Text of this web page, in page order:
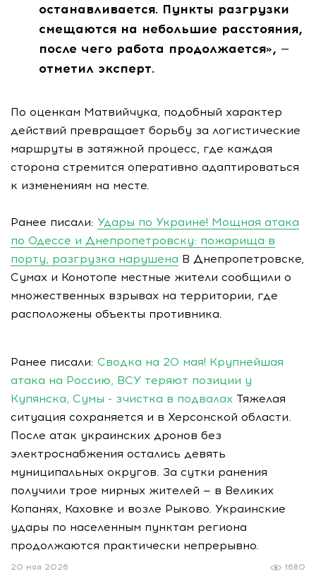
останавливается. Пункты разгрузки
смещаются на небольшие расстояния,
после чего работа продолжается», —
отметил эксперт.
По оценкам Матвийчука, подобный характер
действий превращает борьбу за логистические
маршруты в затяжной процесс, где каждая
сторона стремится оперативно адаптироваться
к изменениям на месте.
Ранее писали: Удары по Украине! Мощная атака
по Одессе и Днепропетровску: пожарища в
порту, разгрузка нарушена В Днепропетровске,
Сумах и Конотопе местные жители сообщили о
множественных взрывах на территории, где
расположены объекты противника.
Ранее писали: Сводка на 20 мая! Крупнейшая
атака на Россию, ВСУ теряют позиции у
Купянска, Сумы - зчистка в подвалах Тяжелая
ситуация сохраняется и в Херсонской области.
После атак украинских дронов без
электроснабжения остались девять
муниципальных округов. За сутки ранения
получили трое мирных жителей — в Великих
Копанях, Каховке и возле Рыково. Украинские
удары по населенным пунктам региона
продолжаются практически непрерывно.
1680
20 мая 2026